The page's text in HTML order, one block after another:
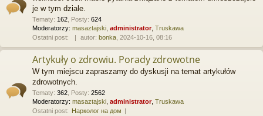
je w tym dziale.
Tematy: 162 Posty: 624
Moderatorzy: masaztajski administrator, Truskawa
Ostatni post:
autor: bonka , 2024-10-16, 08:16
Artykuły o zdrowiu. Porady zdrowotne
W tym miejscu zapraszamy do dyskusji na temat artykułów
zdrowotnych.
Tematy: 362 Posty: 2562
Moderatorzy: masaztajski administrator, Truskawa
Ostatni post: Нарколог на дом